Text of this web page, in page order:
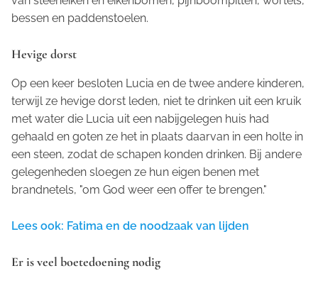
bessen en paddenstoelen.
Hevige dorst
Op een keer besloten Lucia en de twee andere kinderen,
terwijl ze hevige dorst leden, niet te drinken uit een kruik
met water die Lucia uit een nabijgelegen huis had
gehaald en goten ze het in plaats daarvan in een holte in
een steen, zodat de schapen konden drinken. Bij andere
gelegenheden sloegen ze hun eigen benen met
brandnetels, "om God weer een offer te brengen."
Lees ook: Fatima en de noodzaak van lijden
Er is veel boetedoening nodig